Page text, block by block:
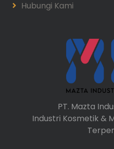
Hubungi Kami
PT. Mazta
Industri Kosmetik &